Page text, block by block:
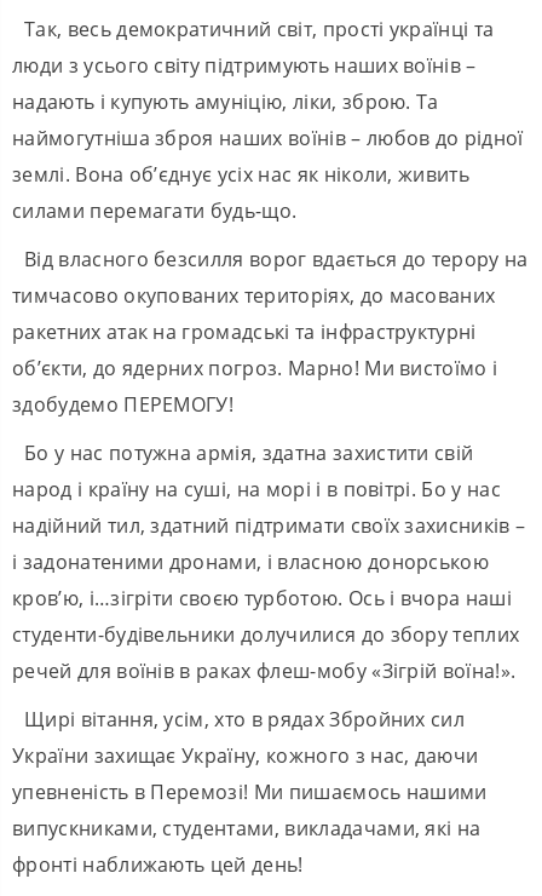
Так, весь демократичний світ, прості українці та
люди з усього світу підтримують наших воїнів –
надають і купують амуніцію, ліки, зброю. Та
наймогутніша зброя наших воїнів – любов до рідної
землі. Вона об’єднує усіх нас як ніколи, живить
силами перемагати будь-що.
Від власного безсилля ворог вдається до терору на
тимчасово окупованих територіях, до масованих
ракетних атак на громадські та інфраструктурні
об’єкти, до ядерних погроз. Марно! Ми вистоїмо і
здобудемо ПЕРЕМОГУ!
Бо у нас потужна армія, здатна захистити свій
народ і країну на суші, на морі і в повітрі. Бо у нас
надійний тил, здатний підтримати своїх захисників –
і задонатеними дронами, і власною донорською
кров’ю, і…зігріти своєю турботою. Ось і вчора наші
студенти-будівельники долучилися до збору теплих
речей для воїнів в раках флеш-мобу «Зігрій воїна!».
Щирі вітання, усім, хто в рядах Збройних сил
України захищає Україну, кожного з нас, даючи
упевненість в Перемозі! Ми пишаємось нашими
випускниками, студентами, викладачами, які на
фронті наближають цей день!